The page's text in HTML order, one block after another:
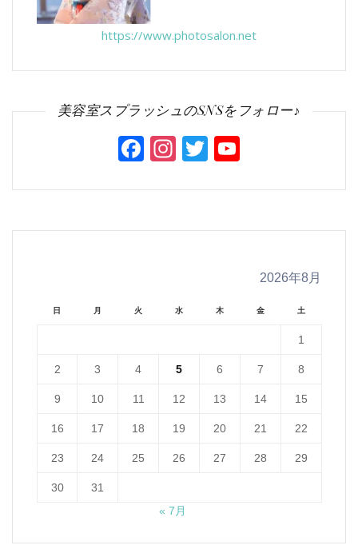
https://www.photosalon.net
美容室スプラッシュのSNSをフォロー♪
Facebook
Instagram
Twitter
2026年8月
日 月 火 水 木 金 土
1
2 3 4 5 6 7 8
9 10 11 12 13 14 15
16 17 18 19 20 21 22
23 24 25 26 27 28 29
30
31
« 7月